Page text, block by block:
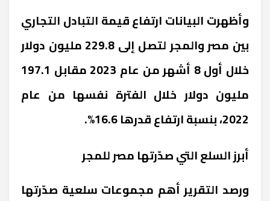
وأظهرت البيانات ارتفاع قيمة التبادل التجاري
بين مصر والمجر لتصل إلى 229.8 مليون دولار
خلال أول 8 أشهر من عام 2023 مقابل 197.1
مليون دولار خلال الفترة نفسها من عام
2022، بنسبة ارتفاع قدرها 16.6%.
أبرز السلع التي صدّرتها مصر للمجر
ورصد التقرير أهم مجموعات سلعية صدّرتها